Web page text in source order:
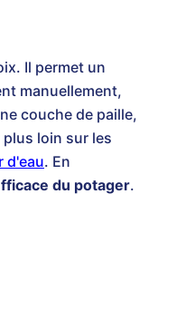
Il permet un
manuellement,
couche de paille,
loin sur les
d'eau. En
du potager.